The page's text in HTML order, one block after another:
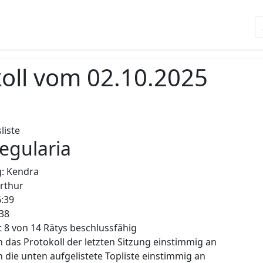
vom 02.10.2025
Kendra
von 14 Rätys beschlussfähig
das Protokoll der letzten Sitzung einstimmig an
die unten aufgelistete Topliste einstimmig an